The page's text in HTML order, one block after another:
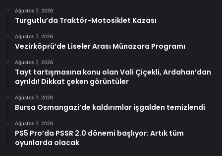
Ağustos 7, 2026
Turgutlu’da Traktör-Motosiklet Kazası
Ağustos 7, 2026
Vezirköprü’de Liseler Arası Münazara Programı
Ağustos 7, 2026
Tayt tartışmasına konu olan Vali Çiçekli, Ardahan’dan
ayrıldı! Dikkat çeken görüntüler
Ağustos 7, 2026
Bursa Osmangazi’de kaldırımlar işgalden temizlendi
Ağustos 7, 2026
PS5 Pro’da PSSR 2.0 dönemi başlıyor: Artık tüm
oyunlarda olacak